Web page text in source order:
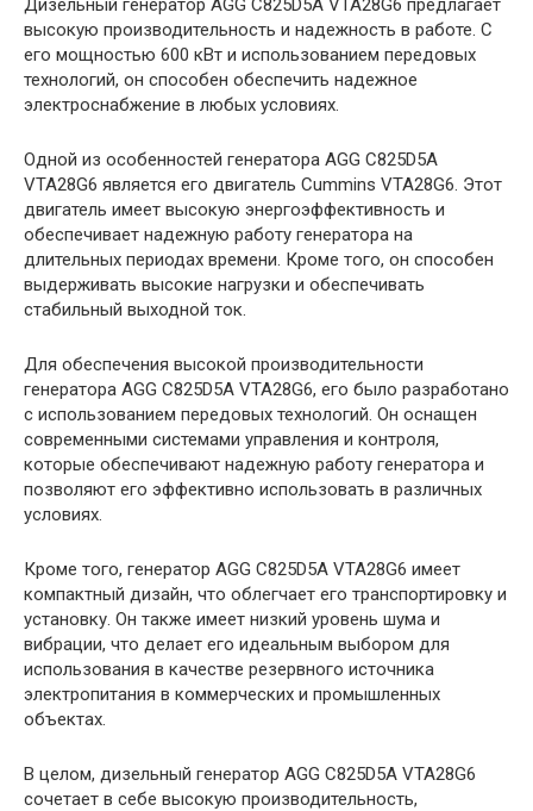
Дизельный генератор AGG C825D5A VTA28G6 предлагает
высокую производительность и надежность в работе. С
его мощностью 600 кВт и использованием передовых
технологий, он способен обеспечить надежное
электроснабжение в любых условиях.
Одной из особенностей генератора AGG C825D5A
VTA28G6 является его двигатель Cummins VTA28G6. Этот
двигатель имеет высокую энергоэффективность и
обеспечивает надежную работу генератора на
длительных периодах времени. Кроме того, он способен
выдерживать высокие нагрузки и обеспечивать
стабильный выходной ток.
Для обеспечения высокой производительности
генератора AGG C825D5A VTA28G6, его было разработано
с использованием передовых технологий. Он оснащен
современными системами управления и контроля,
которые обеспечивают надежную работу генератора и
позволяют его эффективно использовать в различных
условиях.
Кроме того, генератор AGG C825D5A VTA28G6 имеет
компактный дизайн, что облегчает его транспортировку и
установку. Он также имеет низкий уровень шума и
вибрации, что делает его идеальным выбором для
использования в качестве резервного источника
электропитания в коммерческих и промышленных
объектах.
В целом, дизельный генератор AGG C825D5A VTA28G6
сочетает в себе высокую производительность,